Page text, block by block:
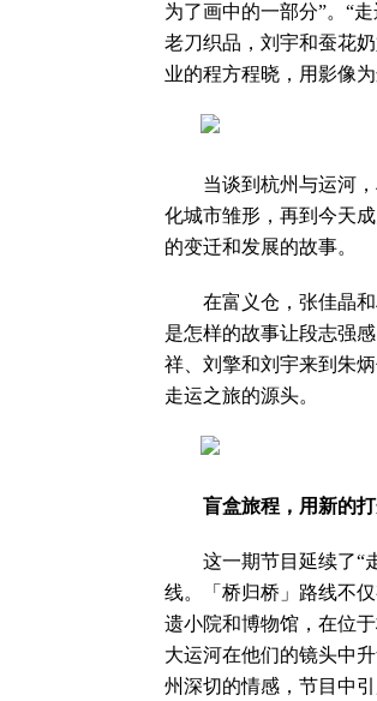
为了画中的一部分”。“
老刀织品，刘宇和蚕花
业的程方程晓，用影像
当谈到杭州与运河，
化城市雏形，再到今天
的变迁和发展的故事。
在富义仓，张佳晶和
是怎样的故事让段志强
祥、刘擎和刘宇来到朱
走运之旅的源头。
盲盒旅程，用新的
这一期节目延续了“走
线。「桥归桥」路线不
遗小院和博物馆，在位
大运河在他们的镜头中
州深切的情感，节目中